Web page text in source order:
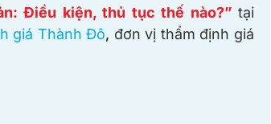
Điều kiện, thủ tục thế nào?”tại
giá Thành Đô, đơn vị thẩm định giá